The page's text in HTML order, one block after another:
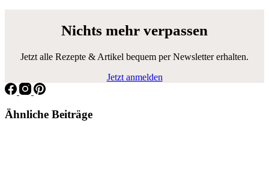
Nichts mehr verpassen
Jetzt alle Rezepte & Artikel bequem per Newsletter erhalten.
Jetzt anmelden
Ähnliche Beiträge